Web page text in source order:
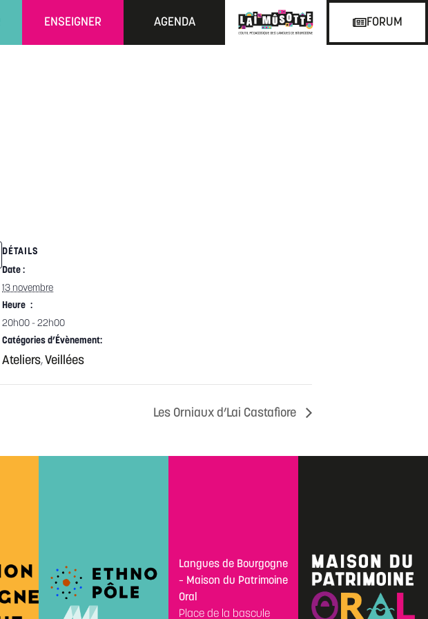
ENSEIGNER AGENDA FORUM
DÉTAILS
Date :
13 novembre
Heure :
20h00 - 22h00
Catégories d’Évènement:
Ateliers, Veillées
Les Orniaux d’Lai Castafiore
Langues de Bourgogne
– Maison du Patrimoine
Oral
Place de la bascule